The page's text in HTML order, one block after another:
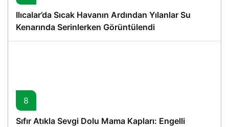
Ilıcalar’da Sıcak Havanın Ardından Yılanlar Su
Kenarında Serinlerken Görüntülendi
8
Sıfır Atıkla Sevgi Dolu Mama Kapları: Engelli